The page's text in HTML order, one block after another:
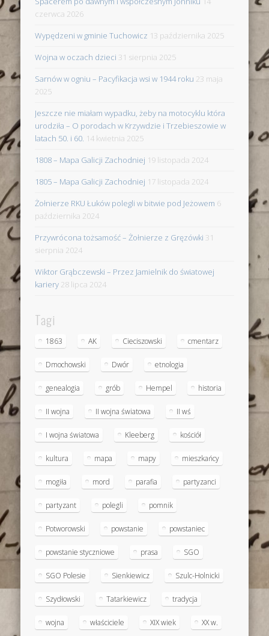
czerwca 2026
Wypędzeni w gminie Tuchowicz 13 października 2025
Wojna w oczach dzieci 31 sierpnia 2025
Sarnów w ogniu – Pacyfikacja wsi w 1944 roku 23 maja
2025
Jeszcze nie miałam wypadku, żeby na motocyklu która
urodziła – O porodach w Krzywdzie i Trzebieszowie w
latach 50. i 60. 14 kwietnia 2025
1808 – Mapa Galicji Zachodniej 19 listopada 2024
1805 – Mapa Galicji Zachodniej 17 listopada 2024
Żołnierze RKU Łuków polegli w bitwie pod Jeżowem 6
października 2024
Przywrócona tożsamość – Żołnierze z Gręzówki 31
sierpnia 2024
Wiktor Grąbczewski – Przez Jamielnik do światowej
kariery 28 lipca 2024
Tagi
1863 AK Cieciszowski cmentarz
Dmochowski Dwór etnologia
genealogia grób Hempel historia
II wojna II wojna światowa II wś
I wojna światowa Kleeberg kościół
kultura mapa mapy mieszkańcy
mogiła mord parafia partyzanci
partyzant polegli pomnik
Potworowski powstanie powstaniec
powstanie styczniowe prasa SGO
SGO Polesie Sienkiewicz Szulc-Holnicki
Szydłowski Tatarkiewicz tradycja
wojna właściciele XIX wiek XX w.